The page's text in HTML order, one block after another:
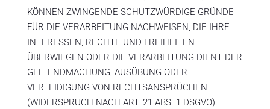
KÖNNEN ZWINGENDE SCHUTZWÜRDIGE GRÜNDE
FÜR DIE VERARBEITUNG NACHWEISEN, DIE IHRE
INTERESSEN, RECHTE UND FREIHEITEN
ÜBERWIEGEN ODER DIE VERARBEITUNG DIENT DER
GELTENDMACHUNG, AUSÜBUNG ODER
VERTEIDIGUNG VON RECHTSANSPRÜCHEN
(WIDERSPRUCH NACH ART. 21 ABS. 1 DSGVO).